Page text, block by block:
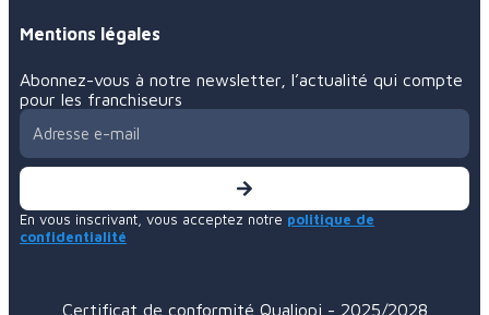
Politique de confidentialité
Mentions légales
pour les franchiseurs
confidentialité